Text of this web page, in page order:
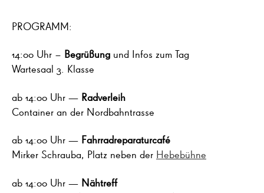
PROGRAMM:
14:00 Uhr – Begrüßung und Infos zum Tag
Wartesaal 3. Klasse
ab 14:00 Uhr — Radverleih
Container an der Nordbahntrasse
ab 14:00 Uhr — Fahrradreparaturcafé
Mirker Schrauba, Platz neben der Hebebühne
ab 14:00 Uhr — Nähtreff